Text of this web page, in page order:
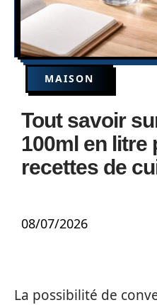
MAISON
Tout savoir
100ml en litre
recettes de
08/07/2026
La possibilité de